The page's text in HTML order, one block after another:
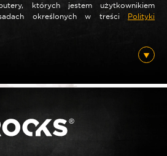
których jestem użytkownikiem
określonych w treści Polityki